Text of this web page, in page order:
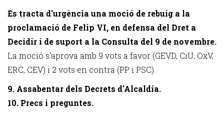
Es tracta d'urgència una moció de rebuig a la
proclamació de Felip VI, en defensa del Dret a
Decidir i de suport a la Consulta del 9 de novembre.
La moció s'aprova amb 9 vots a favor (GEVD, CiU, OxV,
ERC, CEV) i 2 vots en contra (PP i PSC).
9. Assabentar dels Decrets d'Alcaldia.
10. Precs i preguntes.